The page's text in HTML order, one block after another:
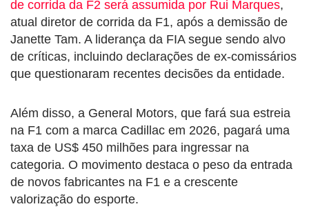
de corrida da F2 será assumida por Rui Marques,
atual diretor de corrida da F1, após a demissão de
Janette Tam. A liderança da FIA segue sendo alvo
de críticas, incluindo declarações de ex-comissários
que questionaram recentes decisões da entidade.
Além disso, a General Motors, que fará sua estreia
na F1 com a marca Cadillac em 2026, pagará uma
taxa de US$ 450 milhões para ingressar na
categoria. O movimento destaca o peso da entrada
de novos fabricantes na F1 e a crescente
valorização do esporte.